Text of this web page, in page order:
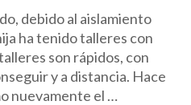
debido al aislamiento
ha tenido talleres con
son rápidos, con
y a distancia. Hace
nuevamente el …